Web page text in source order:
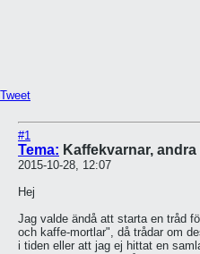
Tweet
#1
Tema: Kaffekvarnar,
2015-10-28, 12:07
Hej
Jag valde ändå att starta en tråd
och kaffe-mortlar", då trådar om
i tiden eller att jag ej hittat en